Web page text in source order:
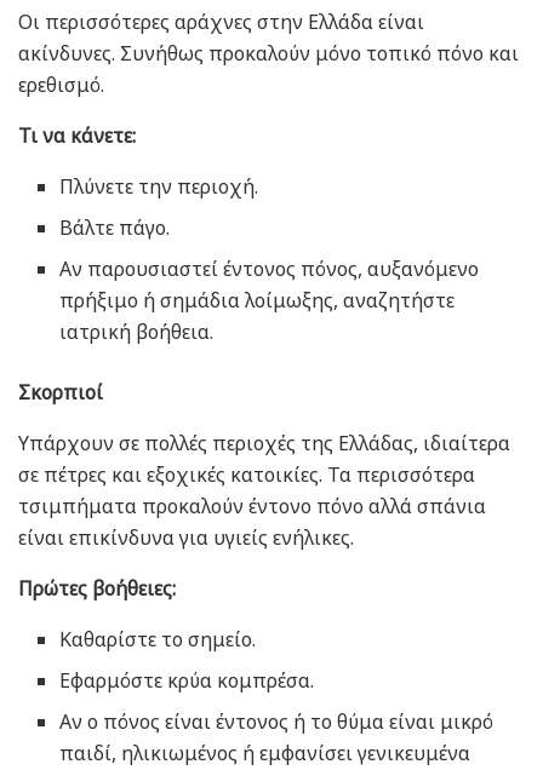
Οι περισσότερες αράχνες στην Ελλάδα είναι
ακίνδυνες. Συνήθως προκαλούν μόνο τοπικό πόνο και
ερεθισμό.
Τι να κάνετε:
Πλύνετε την περιοχή.
Βάλτε πάγο.
Αν παρουσιαστεί έντονος πόνος, αυξανόμενο
πρήξιμο ή σημάδια λοίμωξης, αναζητήστε
ιατρική βοήθεια.
Σκορπιοί
Υπάρχουν σε πολλές περιοχές της Ελλάδας, ιδιαίτερα
σε πέτρες και εξοχικές κατοικίες. Τα περισσότερα
τσιμπήματα προκαλούν έντονο πόνο αλλά σπάνια
είναι επικίνδυνα για υγιείς ενήλικες.
Πρώτες βοήθειες:
Καθαρίστε το σημείο.
Εφαρμόστε κρύα κομπρέσα.
Αν ο πόνος είναι έντονος ή το θύμα είναι μικρό
παιδί, ηλικιωμένος ή εμφανίσει γενικευμένα